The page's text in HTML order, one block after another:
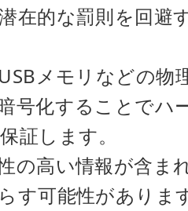
在的な罰則を回避
メモリなどの物
号化することでハ
証します。
の高い情報が含ま
す可能性がありま